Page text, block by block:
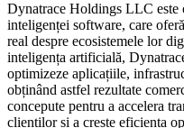
Dynatrace Holdings LLC este
inteligenței software, care
real despre ecosistemele lor
inteligența artificială,
optimizeze aplicațiile,
obținând astfel rezultate
concepute pentru a accelera
clienților și a crește eficiența